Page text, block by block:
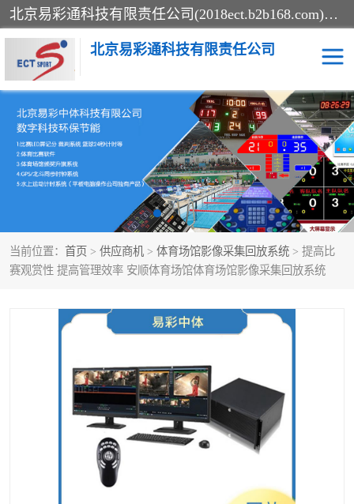
北京易彩通科技有限责任公司(2018ect.b2b168.com)主要提供陕西计时记分系统，全国统一热线：15611947915.北京易彩通科技有限责任公司有一支长期从事智能控制系统研发的高素质的队伍，具有嵌入式系统，视频系统、通信系统、网络系统，体育计时系统的知识和技能。强力打造体育比赛计时计分系统、智能升降旗系统、标准时钟系统、赛事编排及信息发布系统，为用户提供较新的，较廉价的，应用解决方案。
北京易彩通科技有限责任公司
当前位置： 首页 > 供应商机 > 体育场馆影像采集回放系统 > 提高比
赛观赏性 提高管理效率 安顺体育场馆体育场馆影像采集回放系统
记分系统 游泳计时系统
智能颁奖旗系统 GPS同步时钟系统
计时计分及成绩处理系统 计时记分系统
体育场馆影像采集回放系 游泳馆水下摄影采集救生